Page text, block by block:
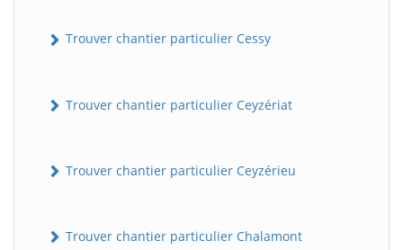
Trouver chantier particulier Cessy
Trouver chantier particulier Ceyzériat
Trouver chantier particulier Ceyzérieu
Trouver chantier particulier Chalamont